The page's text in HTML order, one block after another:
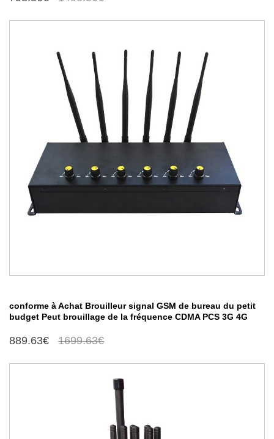
conforme à Achat Brouilleur signal GSM de bureau du petit
budget Peut brouillage de la fréquence CDMA PCS 3G 4G
889.63€ 1699.63€